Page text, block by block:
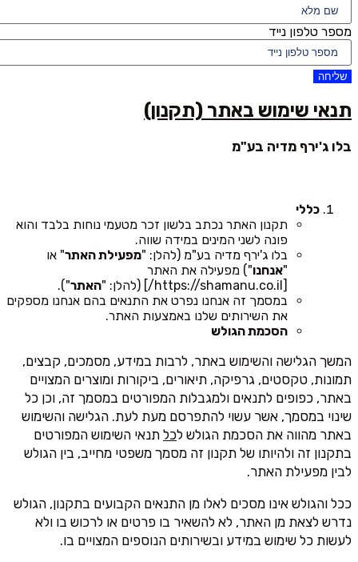
מספר טלפון נייד
שליחה
תנאי שימוש באתר (תקנון)
בלו ג'ירף מדיה בע"מ
כללי
תקנון האתר נכתב בלשון זכר מטעמי נוחות בלבד והוא
פונה לשני המינים במידה שווה.
בלו ג'ירף מדיה בע"מ (להלן: "מפעילת האתר" או
"אנחנו") מפעילה את האתר
[https://shamanu.co.il/] (להלן: "
האתר").
במסמך זה אנחנו נפרט את התנאים בהם אנחנו מספקים
את השירותים שלנו באמצעות האתר.
הסכמת הגולש
המשך הגלישה והשימוש באתר, לרבות במידע, מסמכים, קבצים,
תמונות, טקסטים, גרפיקה, תיאורים, ביקורות ומוצרים המצויים
באתר, כפופים לתנאים ולמגבלות המפורטים במסמך זה, וכן כל
שינוי במסמך, אשר עשוי להתפרסם מעת לעת. הגלישה והשימוש
באתר מהווה את הסכמת הגולש לכל תנאי השימוש המפורטים
בתקנון זה ולהיותו של תקנון זה מסמך משפטי מחייב, בין הגולש
לבין מפעילת האתר.
ככל והגולש אינו מסכים לאלו מן התנאים הקבועים בתקנון, הגולש
נדרש לצאת מן האתר, לא להשאיר בו פרטים או לרכוש בו ולא
לעשות כל שימוש במידע ובשירותים הנוספים המצויים בו.